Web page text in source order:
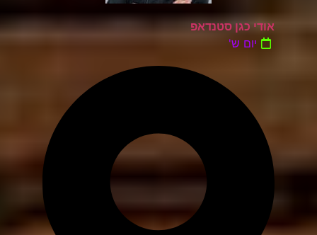
אודי כגן סטנדאפ
יום ש'